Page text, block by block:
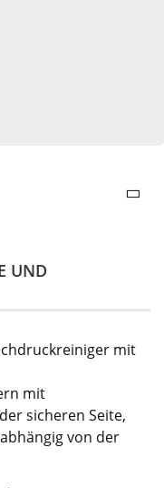
UND
mit
mit
sicheren Seite,
von der